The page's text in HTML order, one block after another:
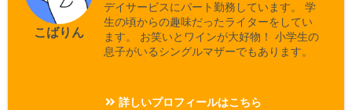
こばりん
デイサービスにパート勤務しています。 学
生の頃からの趣味だったライターをしてい
ます。 お笑いとワインが大好物！ 小学生の
息子がいるシングルマザーでもあります。
詳しいプロフィールはこちら